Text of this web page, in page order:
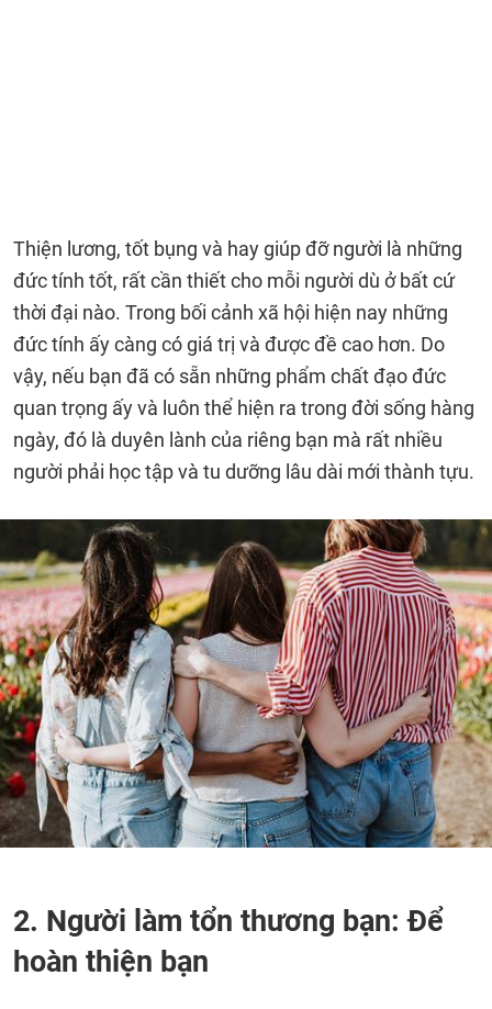
Thiện lương, tốt bụng và hay giúp đỡ người là những
đức tính tốt, rất cần thiết cho mỗi người dù ở bất cứ
thời đại nào. Trong bối cảnh xã hội hiện nay những
đức tính ấy càng có giá trị và được đề cao hơn. Do
vậy, nếu bạn đã có sẵn những phẩm chất đạo đức
quan trọng ấy và luôn thể hiện ra trong đời sống hàng
ngày, đó là duyên lành của riêng bạn mà rất nhiều
người phải học tập và tu dưỡng lâu dài mới thành tựu.
2. Người làm tổn thương bạn: Để
hoàn thiện bạn